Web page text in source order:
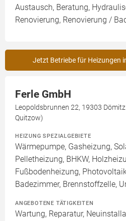
Austausch, Beratung,
Renovierung, Renovierung /
Jetzt Betriebe für Heizungen
Ferle GmbH
Leopoldsbrunnen 22, 19303
Quitzow)
HEIZUNG SPEZIALGEBIETE
Wärmepumpe, Gasheizung,
Pelletheizung, BHKW,
Fußbodenheizung,
Badezimmer, Brennstoffzelle,
ANGEBOTENE TÄTIGKEITEN
Wartung, Reparatur,